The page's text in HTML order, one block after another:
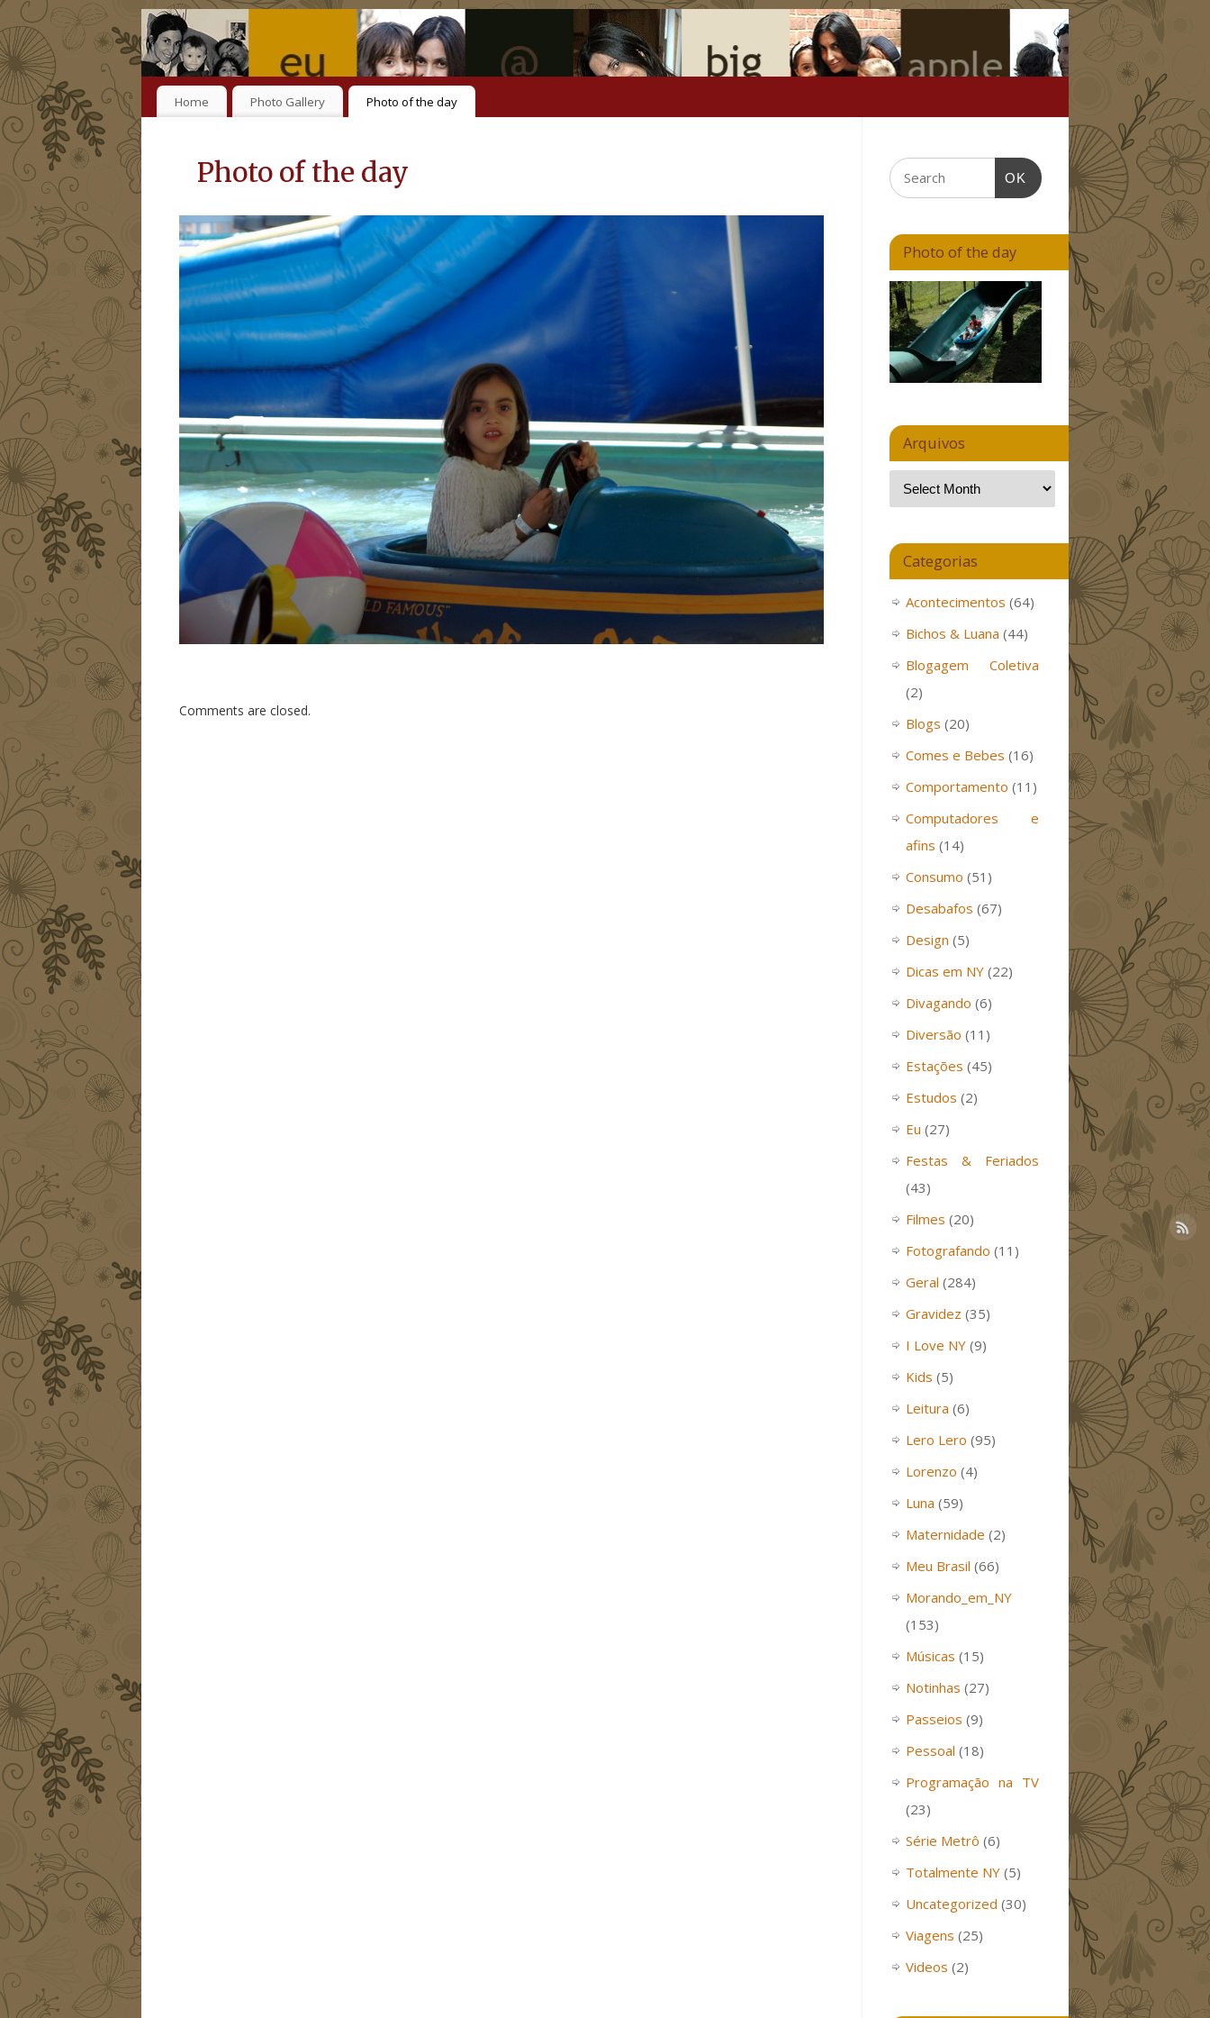
Home Photo Gallery Photo of the day
Photo of the day
Comments are closed.
OK
Photo of the day
Arquivos
Categorias
Acontecimentos (64)
Bichos & Luana (44)
Blogagem Coletiva
(2)
Blogs (20)
Comes e Bebes (16)
Comportamento (11)
Computadores e
afins (14)
Consumo (51)
Desabafos (67)
Design (5)
Dicas em NY (22)
Divagando (6)
Diversão (11)
Estações (45)
Estudos (2)
Eu (27)
Festas & Feriados
(43)
Filmes (20)
Fotografando (11)
Geral (284)
Gravidez (35)
I Love NY (9)
Kids (5)
Leitura (6)
Lero Lero (95)
Lorenzo (4)
Luna (59)
Maternidade (2)
Meu Brasil (66)
Morando_em_NY
(153)
Músicas (15)
Notinhas (27)
Passeios (9)
Pessoal (18)
Programação na TV
(23)
Série Metrô (6)
Totalmente NY (5)
Uncategorized (30)
Viagens (25)
Videos (2)